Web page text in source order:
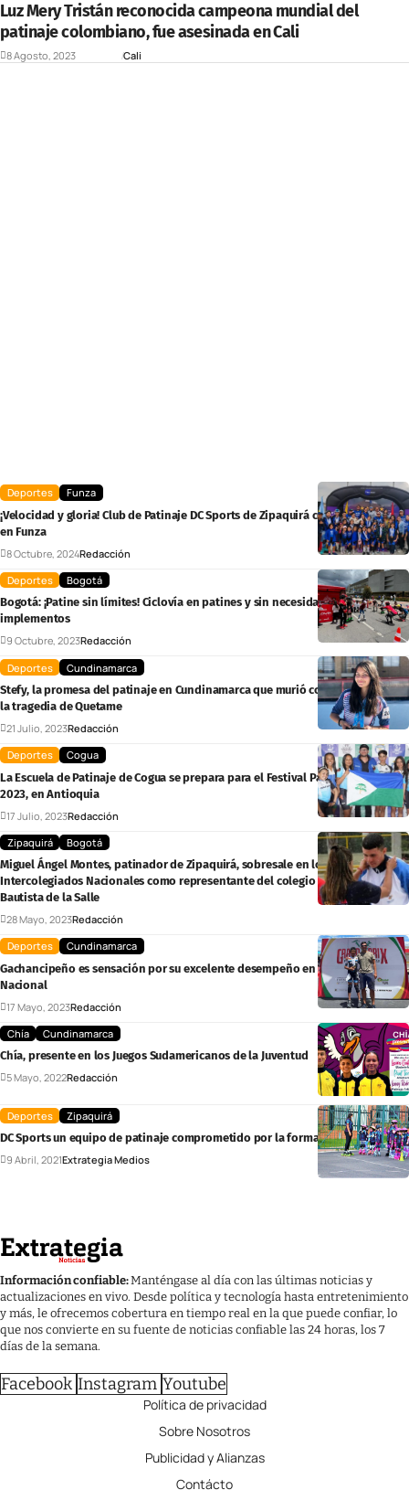
Luz Mery Tristán reconocida campeona mundial del
patinaje colombiano, fue asesinada en Cali
8 Agosto, 2023 DeportesCali
Deportes
Funza
¡Velocidad y gloria! Club de Patinaje DC Sports de Zipaquirá conquista 26 oros
en Funza
8 Octubre, 2024Redacción
Deportes
Bogotá
Bogotá: ¡Patine sin límites! Ciclovía en patines y sin necesidad de
implementos
9 Octubre, 2023Redacción
Deportes
Cundinamarca
Stefy, la promesa del patinaje en Cundinamarca que murió con su familia en
la tragedia de Quetame
21 Julio, 2023Redacción
Deportes
Cogua
La Escuela de Patinaje de Cogua se prepara para el Festival Panamericano
2023, en Antioquia
17 Julio, 2023Redacción
Zipaquirá
Bogotá
Miguel Ángel Montes, patinador de Zipaquirá, sobresale en los Juegos
Intercolegiados Nacionales como representante del colegio San Juan
Bautista de la Salle
28 Mayo, 2023Redacción
Deportes
Cundinamarca
Gachancipeño es sensación por su excelente desempeño en el Grand Prix
Nacional
17 Mayo, 2023Redacción
Chía
Cundinamarca
Chía, presente en los Juegos Sudamericanos de la Juventud
5 Mayo, 2022Redacción
Deportes
Zipaquirá
DC Sports un equipo de patinaje comprometido por la formación deportiva
9 Abril, 2021Extrategia Medios
Información confiable:Manténgase al día con las últimas noticias y
actualizaciones en vivo. Desde política y tecnología hasta entretenimiento
y más, le ofrecemos cobertura en tiempo real en la que puede confiar, lo
que nos convierte en su fuente de noticias confiable las 24 horas, los 7
días de la semana.
Facebook Instagram Youtube
Política de privacidad
Sobre Nosotros
Publicidad y Alianzas
Contácto